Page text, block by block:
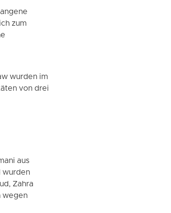
zum
wurden im
von drei
aus
wurden
Zahra
wegen